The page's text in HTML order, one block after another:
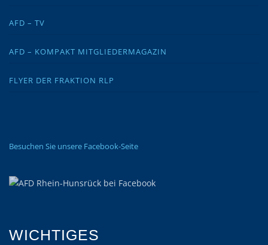
AFD – TV
AFD – KOMPAKT MITGLIEDERMAGAZIN
FLYER DER FRAKTION RLP
Besuchen Sie unsere Facebook-Seite
WICHTIGES